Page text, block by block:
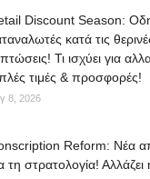
Discount Season:
κατά τις
Τι ισχύει για
τιμές & προσφορές!
8, 2026
Reform: Νέα
τη στρατολογία! Αλλάζει